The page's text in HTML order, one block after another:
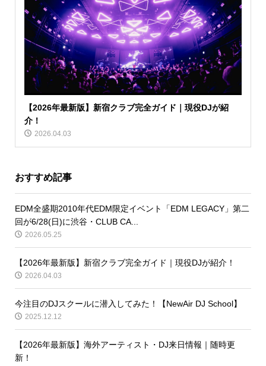
【2026年最新版】新宿クラブ完全ガイド｜現役DJが紹
介！
2026.04.03
おすすめ記事
EDM全盛期2010年代EDM限定イベント「EDM LEGACY」第二
回が6/28(日)に渋谷・CLUB CA...
2026.05.25
【2026年最新版】新宿クラブ完全ガイド｜現役DJが紹介！
2026.04.03
今注目のDJスクールに潜入してみた！【NewAir DJ School】
2025.12.12
【2026年最新版】海外アーティスト・DJ来日情報｜随時更
新！